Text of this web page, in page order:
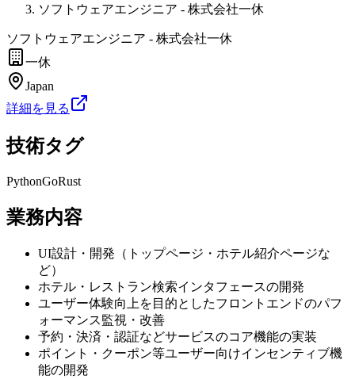
ソフトウェアエンジニア - 株式会社一休
ソフトウェアエンジニア - 株式会社一休
一休
Japan
詳細を見る
技術タグ
PythonGoRust
業務内容
UI設計・開発（トップページ・ホテル紹介ページな
ど）
ホテル・レストラン検索インタフェースの開発
ユーザー体験向上を目的としたフロントエンドのパフ
ォーマンス監視・改善
予約・決済・認証などサービスのコア機能の実装
ポイント・クーポン等ユーザー向けインセンティブ機
能の開発